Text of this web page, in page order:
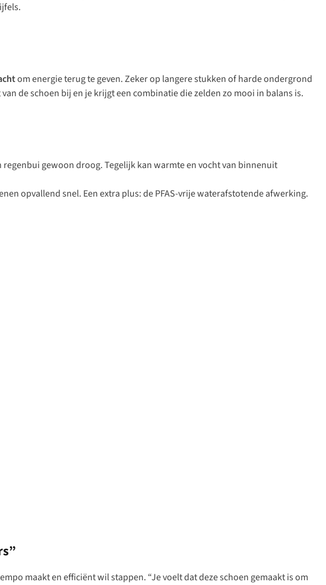
om energie terug te geven. Zeker op langere stukken of harde ondergrond
de schoen bij en je krijgt een combinatie die zelden zo mooi in balans is.
gewoon droog. Tegelijk kan warmte en vocht van binnenuit
opvallend snel. Een extra plus: de PFAS-vrije waterafstotende afwerking.
maakt en efficiënt wil stappen. “Je voelt dat deze schoen gemaakt is om